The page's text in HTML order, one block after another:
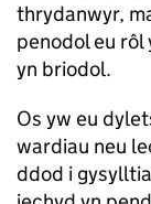
thrydanwyr,
penodol eu rôl
yn briodol.
Os yw eu
wardiau neu
ddod i